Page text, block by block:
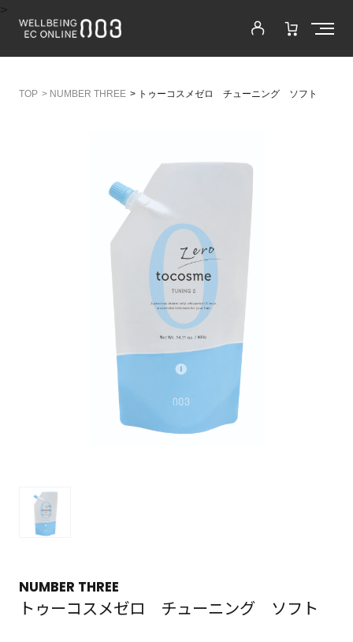
> NUMBER THREE > トゥーコスメゼロ チューニング ソフト
NUMBER THREE
トゥーコスメゼロ チューニング ソフト